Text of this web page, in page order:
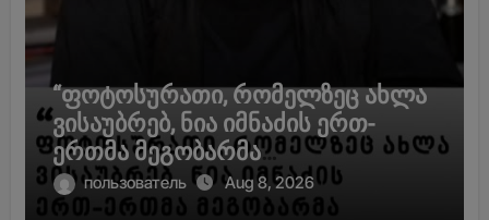
“ფოტოსურათი, რომელზეც ახლა
ვისაუბრებ, ნია იმნაძის ერთ-
ერთმა მეგობარმა
გამომიგზავნა…” – ეკა კუპატაძე
пользователь Aug 8, 2026